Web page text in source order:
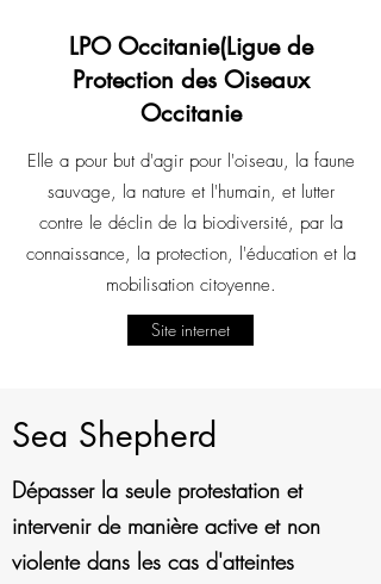
LPO Occitanie(Ligue de
Protection des Oiseaux
Occitanie
Elle a pour but d'agir pour l'oiseau, la faune
sauvage, la nature et l'humain, et lutter
contre le déclin de la biodiversité, par la
connaissance, la protection, l'éducation et la
mobilisation citoyenne.
Site internet
Sea Shepherd
Dépasser la seule protestation et
intervenir de manière active et non
violente dans les cas d'atteintes